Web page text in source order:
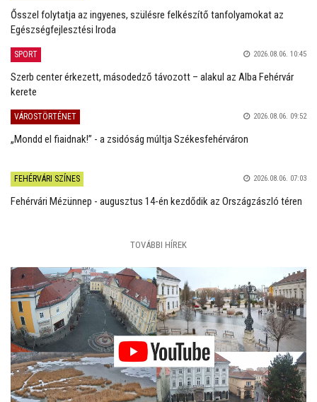
Ősszel folytatja az ingyenes, szülésre felkészítő tanfolyamokat az
Egészségfejlesztési Iroda
SPORT 2026.08.06. 10:45
Szerb center érkezett, másodedző távozott – alakul az Alba Fehérvár
kerete
VÁROSTÖRTÉNET 2026.08.06. 09:52
„Mondd el fiaidnak!” - a zsidóság múltja Székesfehérváron
FEHÉRVÁRI SZÍNES 2026.08.06. 07:03
Fehérvári Mézünnep - augusztus 14-én kezdődik az Országzászló téren
TOVÁBBI HÍREK